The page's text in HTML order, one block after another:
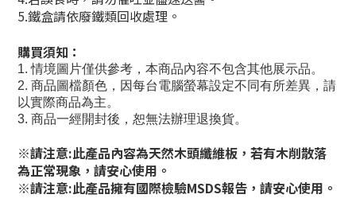
5.鐵盒請依廢鐵類回收處理。
購買須知：
1.情境圖片僅供參考，本商品內容不包含其他展示品。
2. 商品圖檔顏色，因每台電腦螢幕設定不同有所差異，請
以實際商品為主。
3. 商品一經開封後，恕無法辦理退換貨。
※請注意:此產品內容為天然木頭纖維板，若有木削散落
為正常現象，請安心使用。
※請注意:此產品擁有國際檢驗MSDS報告，請安心使用。